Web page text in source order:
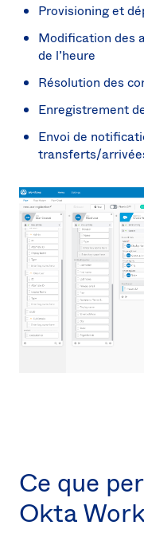
Provisioning et
Modification des
de l’heure
Résolution des
Enregistrement
Envoi de
transferts/
Ce que
Okta